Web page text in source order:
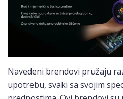
Navedeni brendovi pružaju
upotrebu, svaki sa svojim